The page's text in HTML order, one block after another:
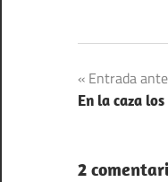
de
entradas
Entrada
En la caza
2